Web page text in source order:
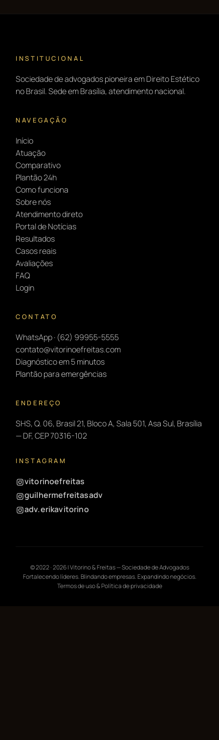
INSTITUCIONAL
Sociedade de advogados pioneira em Direito Estético
no Brasil. Sede em Brasília, atendimento nacional.
NAVEGAÇÃO
Início
Atuação
Comparativo
Plantão 24h
Como funciona
Sobre nós
Atendimento direto
Portal de Notícias
Resultados
Casos reais
Avaliações
FAQ
Login
CONTATO
WhatsApp · (62) 99955-5555
contato@vitorinoefreitas.com
Diagnóstico em 5 minutos
Plantão para emergências
ENDEREÇO
SHS, Q. 06, Brasil 21, Bloco A, Sala 501, Asa Sul, Brasília
— DF, CEP 70316-102
INSTAGRAM
vitorinoefreitas
guilhermefreitasadv
adv.erikavitorino
© 2022 ·2026| Vitorino & Freitas — Sociedade de Advogados
Fortalecendo líderes. Blindando empresas. Expandindo negócios.
Termos de uso & Política de privacidade